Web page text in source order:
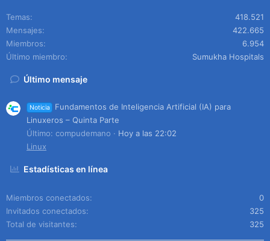
Temas
418.521
Mensajes
422.665
Miembros
6.954
Último miembro
Sumukha Hospitals
Último mensaje
Noticia
Fundamentos de Inteligencia Artificial (IA) para
Linuxeros – Quinta Parte
Último: compudemano
Hoy a las 22:02
Linux
Estadísticas en línea
Miembros conectados
0
Invitados conectados
325
Total de visitantes
325